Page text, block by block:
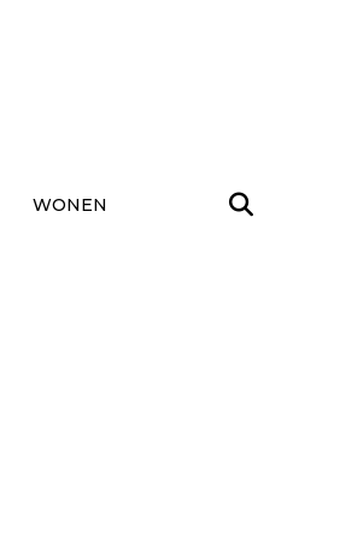
WONEN